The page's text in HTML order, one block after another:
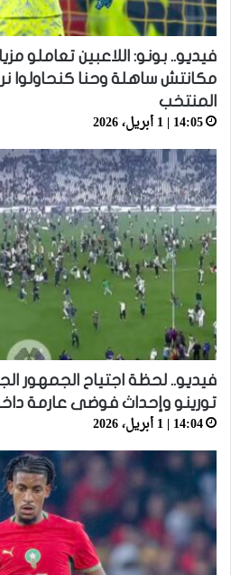
فيديو.. بونو: اللاعبين تعاملو
مكانتش ساهلة وحنا كنحاولوا
المنتخب
14:05 | 1 أبريل، 2026
فيديو.. لحظة اجتياح الجمهور
تورينو وإحداث فوضى عارمة
14:04 | 1 أبريل، 2026